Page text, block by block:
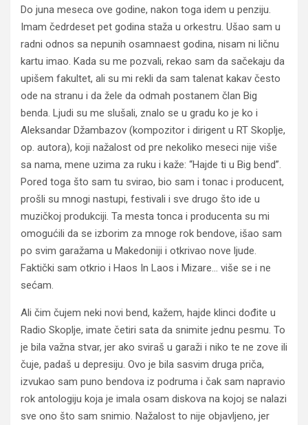
Do juna meseca ove godine, nakon toga idem u penziju.
Imam čedrdeset pet godina staža u orkestru. Ušao sam u
radni odnos sa nepunih osamnaest godina, nisam ni ličnu
kartu imao. Kada su me pozvali, rekao sam da sačekaju da
upišem fakultet, ali su mi rekli da sam talenat kakav često
ode na stranu i da žele da odmah postanem član Big
benda. Ljudi su me slušali, znalo se u gradu ko je ko i
Aleksandar Džambazov (kompozitor i dirigent u RT Skoplje,
op. autora), koji nažalost od pre nekoliko meseci nije više
sa nama, mene uzima za ruku i kaže: “Hajde ti u Big bend”.
Pored toga što sam tu svirao, bio sam i tonac i producent,
prošli su mnogi nastupi, festivali i sve drugo što ide u
muzičkoj produkciji. Ta mesta tonca i producenta su mi
omogućili da se izborim za mnoge rok bendove, išao sam
po svim garažama u Makedoniji i otkrivao nove ljude.
Faktički sam otkrio i Haos In Laos i Mizare… više se i ne
sećam.
Ali čim čujem neki novi bend, kažem, hajde klinci dođite u
Radio Skoplje, imate četiri sata da snimite jednu pesmu. To
je bila važna stvar, jer ako sviraš u garaži i niko te ne zove ili
čuje, padaš u depresiju. Ovo je bila sasvim druga priča,
izvukao sam puno bendova iz podruma i čak sam napravio
rok antologiju koja je imala osam diskova na kojoj se nalazi
sve ono što sam snimio. Nažalost to nije objavljeno, jer